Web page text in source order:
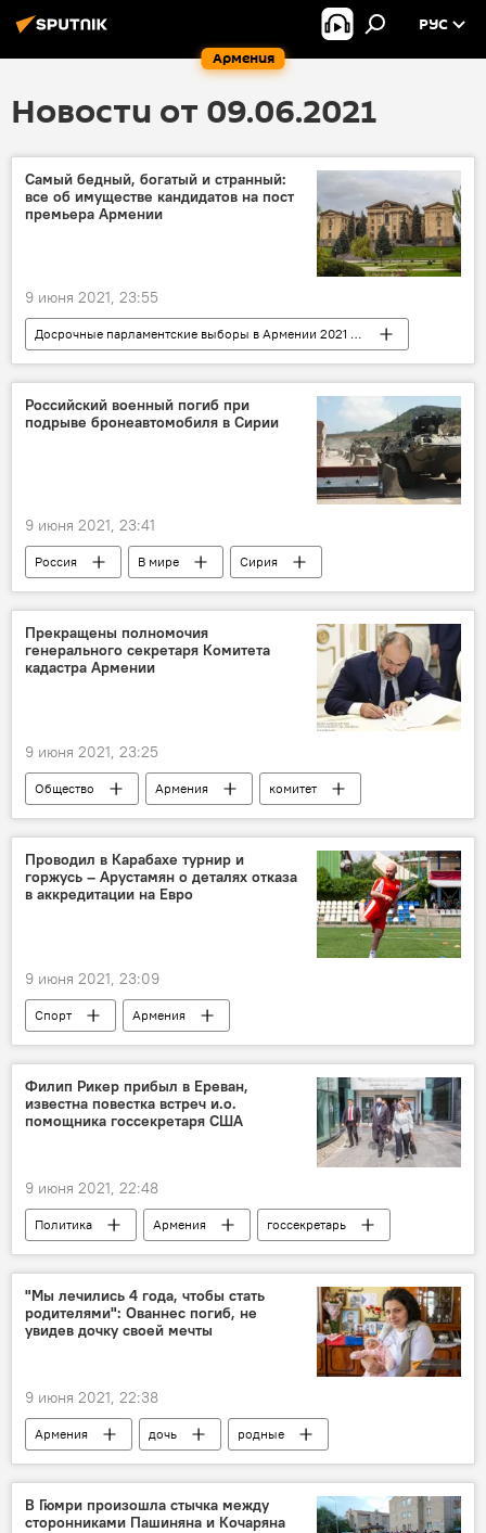
Армения
РУС
Новости от 09.06.2021
Самый бедный, богатый и странный:
все об имуществе кандидатов на пост
премьера Армении
9 июня 2021, 23:55
Досрочные парламентские выборы в Армении 2021 - вся актуальная информация
Общество
Армения
Политика
Новости Армения
кандидат
Премьер
имущество
Российский военный погиб при
подрыве бронеавтомобиля в Сирии
9 июня 2021, 23:41
Россия В мире
Сирия
военные
Прекращены полномочия
генерального секретаря Комитета
кадастра Армении
9 июня 2021, 23:25
Общество Армения
комитет
недвижимость
генсек
Новости Армения
Проводил в Карабахе турнир и
горжусь – Арустамян о деталях отказа
в аккредитации на Евро
9 июня 2021, 23:09
Спорт
Армения
Нобель Арустамян
Европа
футбол
чемпионат
Филип Рикер прибыл в Ереван,
известна повестка встреч и.о.
помощника госсекретаря США
9 июня 2021, 22:48
Политика Армения
госсекретарь
США
визит
"Мы лечились 4 года, чтобы стать
родителями": Ованнес погиб, не
увидев дочку своей мечты
9 июня 2021, 22:38
Армения дочь
родные
ребенок
война
В Гюмри произошла стычка между
сторонниками Пашиняна и Кочаряна